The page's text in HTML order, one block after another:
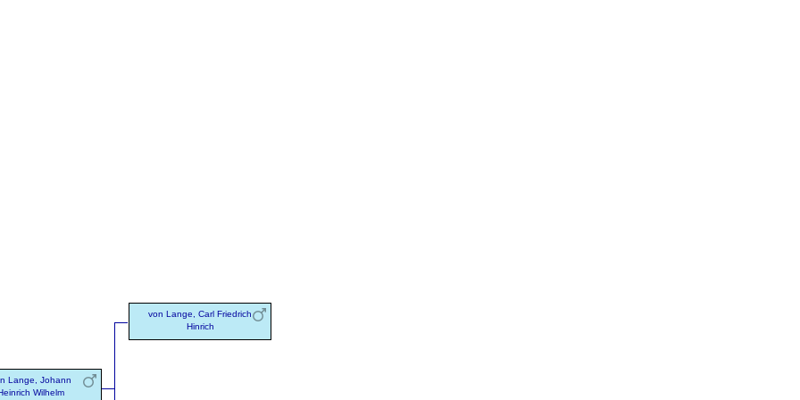
Lange, Johann
Wilhelm
von Lange, Carl Friedrich
Hinrich